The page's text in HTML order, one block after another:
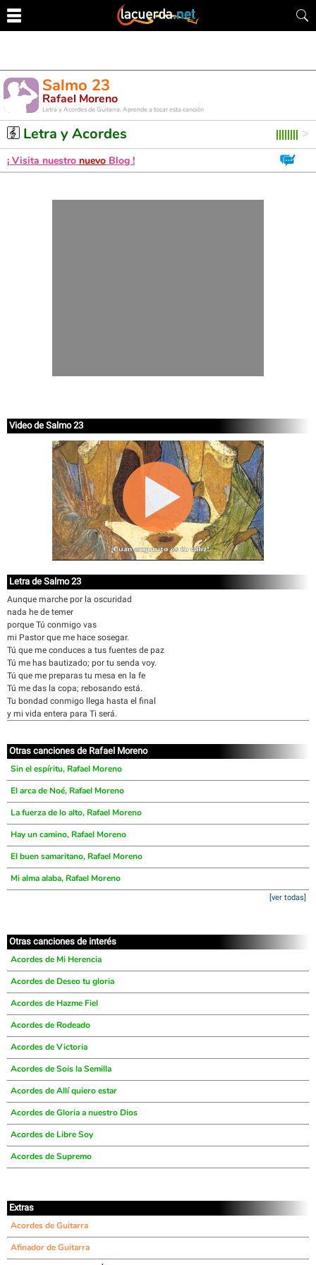
Salmo 23
Rafael Moreno
Letra y Acordes de Guitarra. Aprende a tocar esta canción
Letra y Acordes
¡ Visita nuestro nuevo Blog !
Video de Salmo 23
Letra de Salmo 23
Aunque marche por la oscuridad
nada he de temer
porque Tú conmigo vas
mi Pastor que me hace sosegar.
Tú que me conduces a tus fuentes de paz
Tú me has bautizado; por tu senda voy.
Tú que me preparas tu mesa en la fe
Tú me das la copa; rebosando está.
Tu bondad conmigo llega hasta el final
y mi vida entera para Ti será.
Otras canciones de Rafael Moreno
Sin el espíritu, Rafael Moreno
El arca de Noé, Rafael Moreno
La fuerza de lo alto, Rafael Moreno
Hay un camino, Rafael Moreno
El buen samaritano, Rafael Moreno
Mi alma alaba, Rafael Moreno
[ver todas]
Otras canciones de interés
Acordes de Mi Herencia
Acordes de Deseo tu gloria
Acordes de Hazme Fiel
Acordes de Rodeado
Acordes de Victoria
Acordes de Sois la Semilla
Acordes de Allí quiero estar
Acordes de Gloria a nuestro Dios
Acordes de Libre Soy
Acordes de Supremo
Extras
Acordes de Guitarra
Afinador de Guitarra